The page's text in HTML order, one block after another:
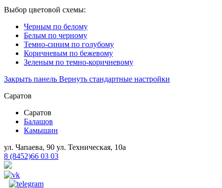
Выбор цветовой схемы:
Черным по белому
Белым по черному
Темно-синим по голубому
Коричневым по бежевому
Зеленым по темно-коричневому
Закрыть панель Вернуть стандартные настройки
Саратов
Саратов
Балашов
Камышин
ул. Чапаева, 90 ул. Техническая, 10а
8 (8452)66 03 03